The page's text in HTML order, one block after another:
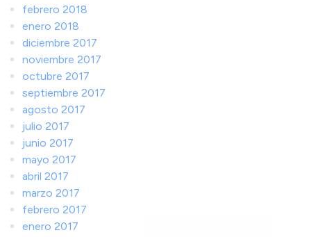
febrero 2018
enero 2018
diciembre 2017
noviembre 2017
octubre 2017
septiembre 2017
agosto 2017
julio 2017
junio 2017
mayo 2017
abril 2017
marzo 2017
febrero 2017
enero 2017